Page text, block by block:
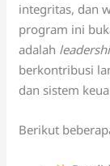
integritas, dan
program ini
adalah
berkontribusi
dan sistem
Berikut